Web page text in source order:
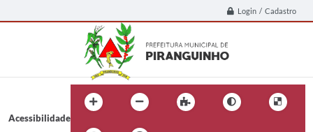
Login / Cadastro
Acessibilidade